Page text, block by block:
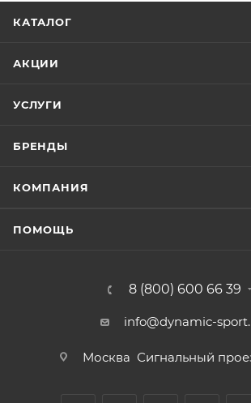
КАТАЛОГ
АКЦИИ
УСЛУГИ
БРЕНДЫ
КОМПАНИЯ
ПОМОЩЬ
8 (800) 600 66 39
info@dynamic-
Москва Сигнальный